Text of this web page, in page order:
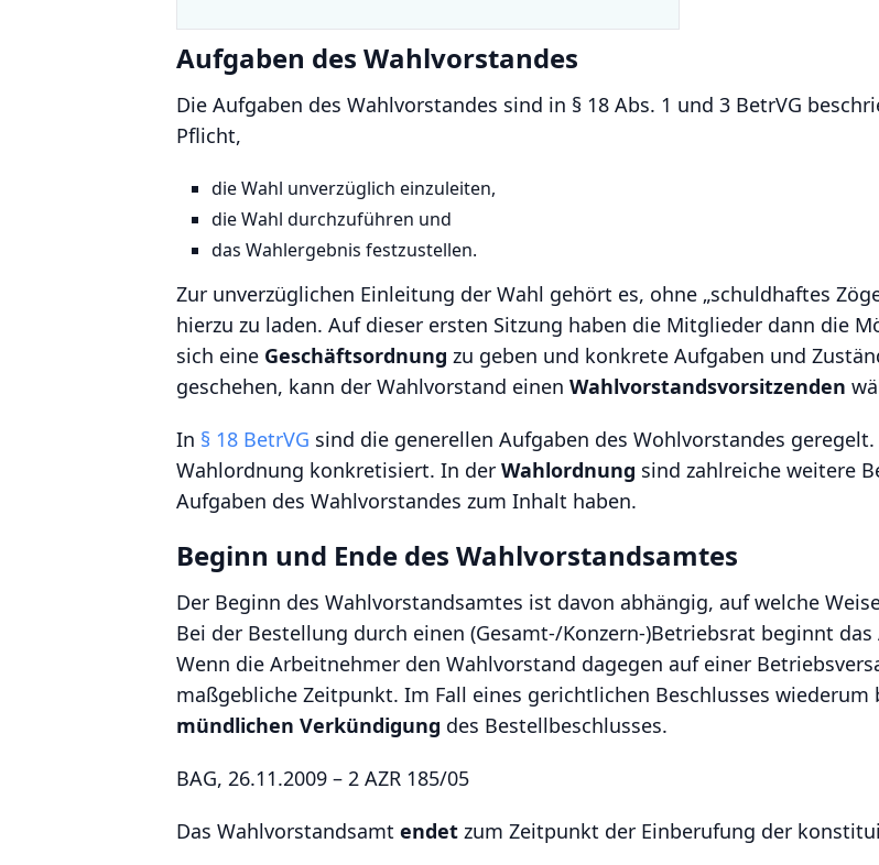
Aufgaben des Wahlvorstandes
Die Aufgaben des Wahlvorstandes sind in § 18 Abs. 1 und 3 BetrVG
Pflicht,
die Wahl unverzüglich einzuleiten,
die Wahl durchzuführen und
das Wahlergebnis festzustellen.
Zur unverzüglichen Einleitung der Wahl gehört es, ohne „schuldhaftes
hierzu zu laden. Auf dieser ersten Sitzung haben die Mitglieder dann die
sich eine Geschäftsordnung zu geben und konkrete Aufgaben und
geschehen, kann der Wahlvorstand einen Wahlvorstandsvorsitzenden
In § 18 BetrVG sind die generellen Aufgaben des Wohlvorstandes
Wahlordnung konkretisiert. In der Wahlordnung sind zahlreiche weitere
Aufgaben des Wahlvorstandes zum Inhalt haben.
Beginn und Ende des Wahlvorstandsamtes
Der Beginn des Wahlvorstandsamtes ist davon abhängig, auf welche
Bei der Bestellung durch einen (Gesamt-/Konzern-)Betriebsrat beginnt
Wenn die Arbeitnehmer den Wahlvorstand dagegen auf einer
maßgebliche Zeitpunkt. Im Fall eines gerichtlichen Beschlusses
mündlichen Verkündigung des Bestellbeschlusses.
BAG, 26.11.2009 – 2 AZR 185/05
Das Wahlvorstandsamt endet zum Zeitpunkt der Einberufung der